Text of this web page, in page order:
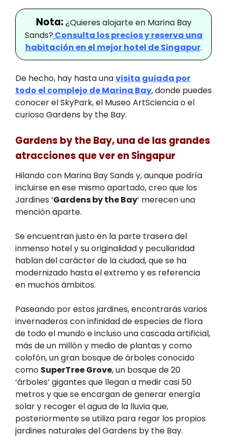
Nota:¿Quieres alojarte en Marina Bay
Sands? Consulta los precios y reserva una
habitación en el mejor hotel de Singapur.
De hecho, hay hasta unavisita guiada por
todo el complejo de Marina Bay, donde puedes
conocer el SkyPark, el Museo ArtSciencia o el
curioso Gardens by the Bay.
Gardens by the Bay, una de las grandes
atracciones que ver en Singapur
Hilando con Marina Bay Sands y, aunque podría
incluirse en ese mismo apartado, creo que los
Jardines ‘Gardens by the Bay‘ merecen una
mención aparte.
Se encuentran justo en la parte trasera del
inmenso hotel y su originalidad y peculiaridad
hablan del carácter de la ciudad, que se ha
modernizado hasta el extremo y es referencia
en muchos ámbitos.
Paseando por estos jardines, encontrarás varios
invernaderos con infinidad de especies de flora
de todo el mundo e incluso una cascada artificial,
más de un millón y medio de plantas y como
colofón, un gran bosque de árboles conocido
como SuperTree Grove, un bosque de 20
‘árboles’ gigantes que llegan a medir casi 50
metros y que se encargan de generar energía
solar y recoger el agua de la lluvia que,
posteriormente se utiliza para regar los propios
jardines naturales del Gardens by the Bay.